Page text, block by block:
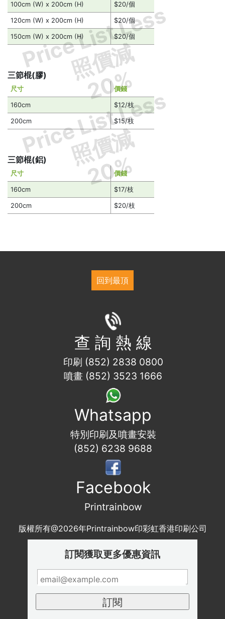
Price List Less
照價減
20%
Price List Less
照價減
20%
100cm (W) x 200cm (H) $20/個
120cm (W) x 200cm (H) $20/個
150cm (W) x 200cm (H) $20/個
三節棍(膠)
尺寸 價錢
160cm $12/枝
200cm $15/枝
三節棍(鋁)
尺寸 價錢
160cm $17/枝
200cm $20/枝
回到最頂
查 詢 熱 線
印刷 (852) 2838 0800
噴畫 (852) 3523 1666
Whatsapp
特別印刷及噴畫安裝
(852) 6238 9688
Facebook
Printrainbow
版權所有@2026年Printrainbow印彩虹香港印刷公司
訂閱獲取更多優惠資訊